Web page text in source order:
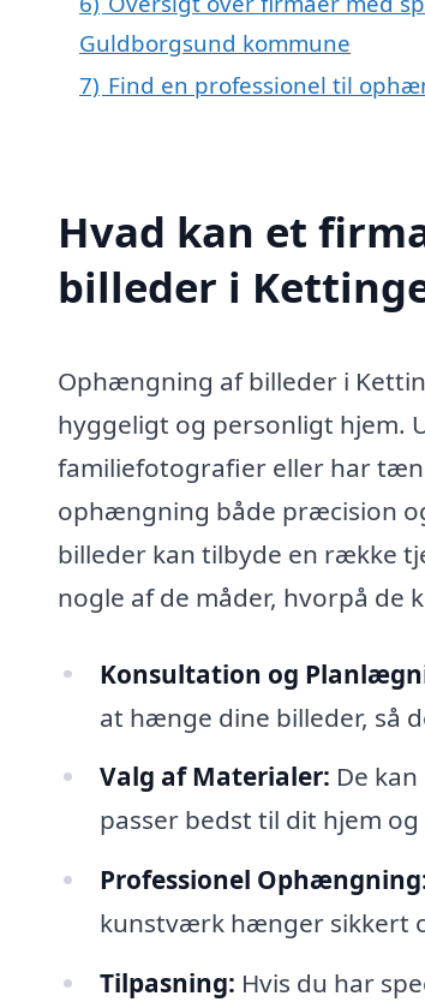
Guldborgsund kommune
7) Find en professionel til
Hvad kan et
billeder i
Ophængning af billeder i
hyggeligt og personligt hjem.
familiefotografier eller har
ophængning både præcision
billeder kan tilbyde en række
nogle af de måder, hvorpå de
Konsultation og
at hænge dine billeder, så
Valg af Materialer: De
passer bedst til dit hjem og
Professionel
kunstværk hænger sikkert
Tilpasning: Hvis du har